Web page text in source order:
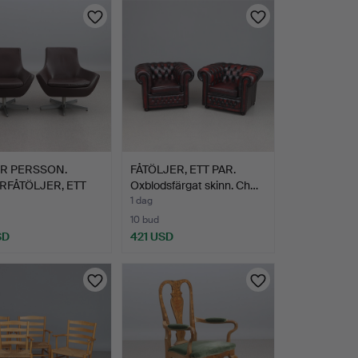
PERSSON.
ETT
FÅTÖLJER, ETT PAR.
Oxblodsfärgat skinn. Ch…
1 dag
10 bud
421 USD